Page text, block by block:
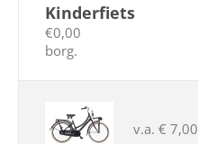
Kinderfiets
€0,00
borg.
v.a. € 7,00